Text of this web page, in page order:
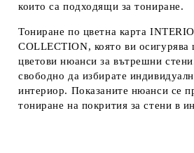
които са подходящи за тониране.
Тониране по цветна карта
COLLECTION, която ви
цветови нюанси за вътрешни
свободно да избирате
интериор. Показаните нюанси се
тониране на покрития за стени в